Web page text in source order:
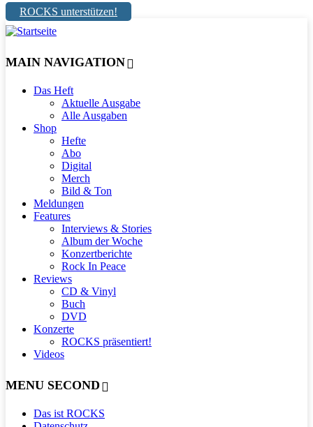
ROCKS unterstützen!
MAIN NAVIGATION
Das Heft
Aktuelle Ausgabe
Alle Ausgaben
Shop
Hefte
Abo
Digital
Merch
Bild & Ton
Meldungen
Features
Interviews & Stories
Album der Woche
Konzertberichte
Rock In Peace
Reviews
CD & Vinyl
Buch
DVD
Konzerte
ROCKS präsentiert!
Videos
MENU SECOND
Das ist ROCKS